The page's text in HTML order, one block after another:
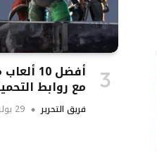
أفضل
مع روابط
فريق التحرير 29 يوليو, 2024